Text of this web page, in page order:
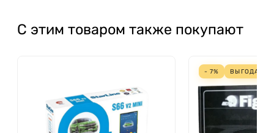
С этим товаром также покупают
- 7% ВЫГОДА